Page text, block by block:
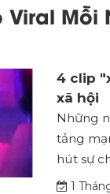
Viral Mỗi
4 clip
xã hội
Những
tảng
hút sự
1